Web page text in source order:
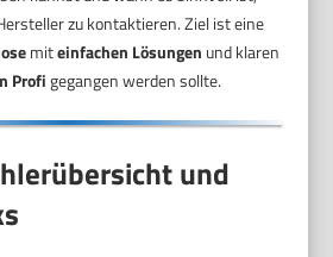
zu kontaktieren. Ziel ist eine
miteinfachen Lösungen und klaren
Profigegangen werden sollte.
und